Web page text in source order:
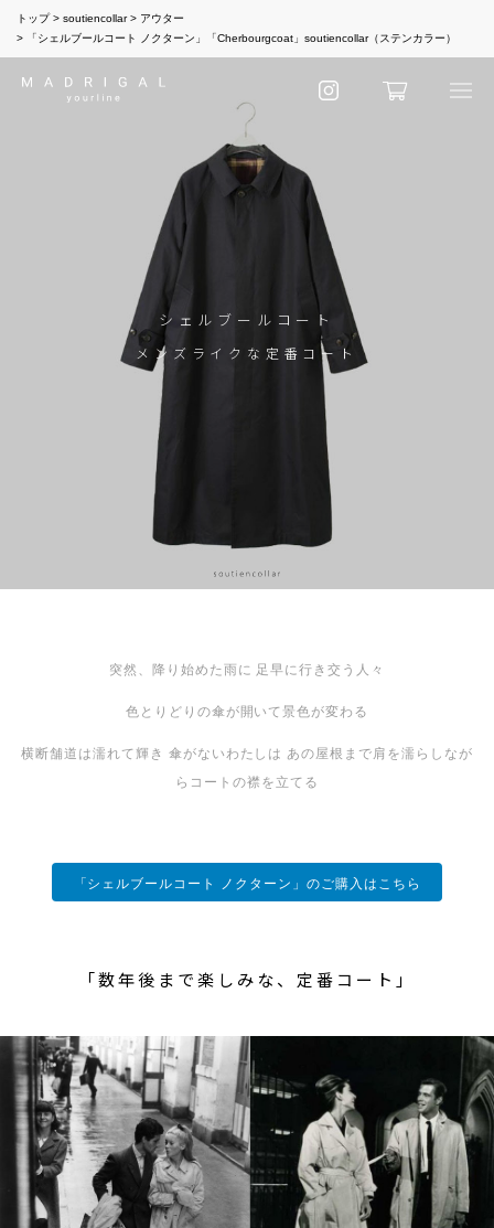
トップ soutiencollar
アウター
「シェルブールコート ノクターン」「Cherbourgcoat」soutiencollar（ステンカラー）
シェルブールコート
メンズライクな定番コート
突然、降り始めた雨に 足早に行き交う人々
色とりどりの傘が開いて景色が変わる
横断舗道は濡れて輝き 傘がないわたしは あの屋根まで肩を濡らしなが
らコートの襟を立てる
「シェルブールコート ノクターン」のご購入はこちら
「数年後まで楽しみな、定番コート」